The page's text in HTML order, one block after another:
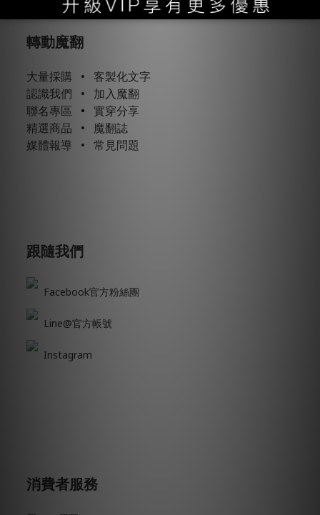
轉動魔翻
大量採購 •
客製化文字
認識我們 •
加入魔翻
聯名專區 • 實穿分享
精選商品 •
魔翻誌
媒體報導
• 常見問題
跟隨我們
Facebook官方粉絲團
Line@官方帳號
Instagram
消費者服務